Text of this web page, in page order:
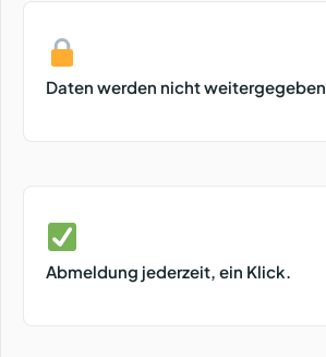
Daten werden nicht weitergegeben
Abmeldung jederzeit, ein Klick.